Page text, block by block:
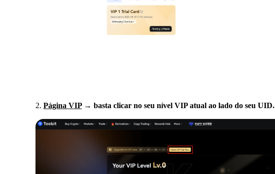
2. Página VIP→ basta clicar no seu nível VIP atual ao lado do seu UID.